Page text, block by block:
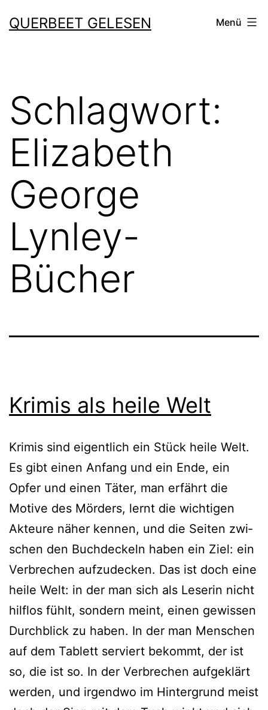
Inhalt
QUERBEET GELESEN Menü
Schlagwort:
Elizabeth
George
Lynley-
Bücher
Krimis als heile Welt
Krimis sind eigent­lich ein Stück hei­le Welt.
Es gibt einen Anfang und ein Ende, ein
Opfer und einen Täter, man erfährt die
Motive des Mörders, lernt die wich­ti­gen
Akteure näher ken­nen, und die Seiten zwi­
schen den Buchdeckeln haben ein Ziel: ein
Verbrechen auf­zu­de­cken. Das ist doch eine
hei­le Welt: in der man sich als Leserin nicht
hilf­los fühlt, son­dern meint, einen gewis­sen
Durchblick zu haben. In der man Menschen
auf dem Tablett ser­viert bekommt, der ist
so, die ist so. In der Verbrechen auf­ge­klärt
wer­den, und irgend­wo im Hintergrund meist